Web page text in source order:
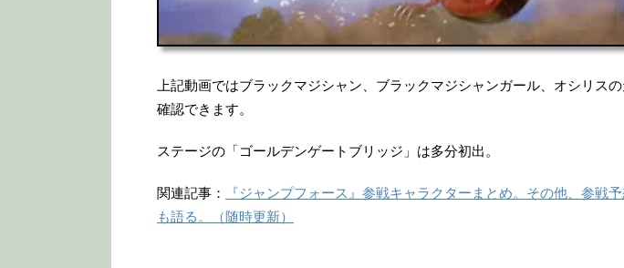
上記動画ではブラックマジシャン、ブラックマジシャンガール、オシリス
確認できます。
ステージの「ゴールデンゲートブリッジ」は多分初出。
関連記事：
『ジャンプフォース』参戦キャラクターまとめ。その他、参戦
も語る。（随時更新）